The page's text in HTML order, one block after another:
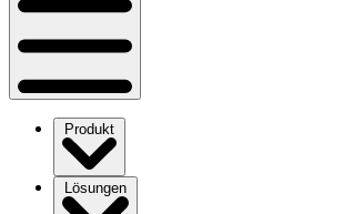
Produkt
Lösungen